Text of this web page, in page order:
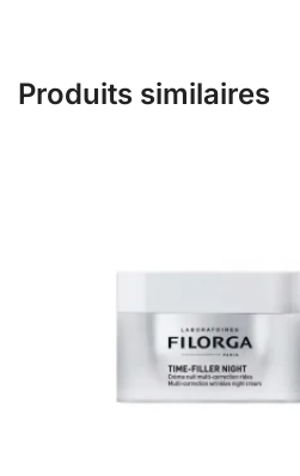
Produits similaires